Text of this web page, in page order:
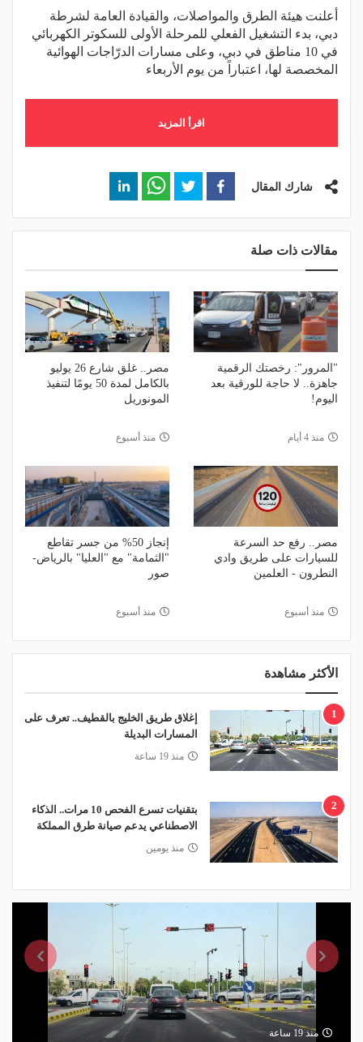
أعلنت هيئة الطرق والمواصلات، والقيادة العامة لشرطة
دبي، بدء التشغيل الفعلي للمرحلة الأولى للسكوتر الكهربائي
في 10 مناطق في دبي، وعلى مسارات الدرّاجات الهوائية
المخصصة لها، اعتباراً من يوم الأربعاء
اقرأ المزيد
شارك المقال
مقالات ذات صلة
"المرور": رخصتك الرقمية
جاهزة.. لا حاجة للورقية بعد
اليوم!
منذ 4 أيام
مصر.. غلق شارع 26 يوليو
بالكامل لمدة 50 يومًا لتنفيذ
المونوريل
منذ أسبوع
مصر.. رفع حد السرعة
للسيارات على طريق وادي
النطرون - العلمين
منذ أسبوع
إنجاز 50% من جسر تقاطع
"الثمامة" مع "العليا" بالرياض-
صور
منذ أسبوع
الأكثر مشاهدة
1
إغلاق طريق الخليج بالقطيف.. تعرف على
المسارات البديلة
منذ 19 ساعة
2
بتقنيات تسرع الفحص 10 مرات.. الذكاء
الاصطناعي يدعم صيانة طرق المملكة
منذ يومين
منذ 19 ساعة